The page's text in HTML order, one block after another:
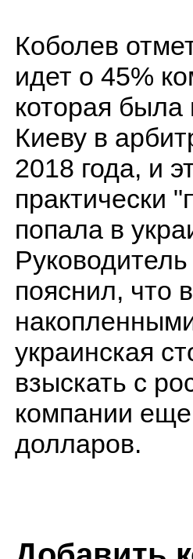
Коболев
идет о 45%
которая
Киеву в
2018 года, и
практически
попала в
пояснил, что
украинская
взыскать с
компании
долларов.